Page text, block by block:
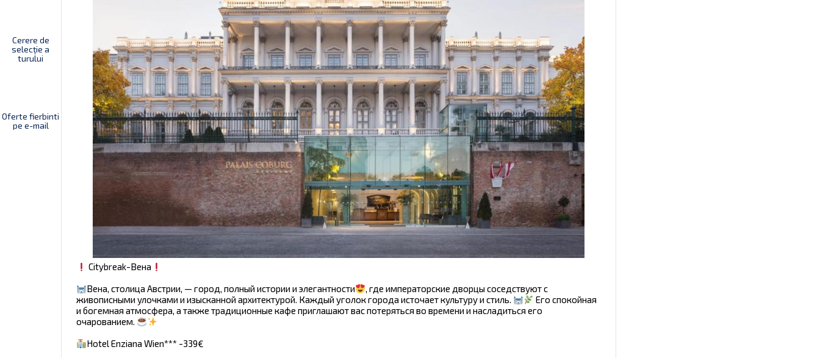
Cerere de
selecție a
turului
Oferte fierbinti
pe e-mail
Citybreak-Вена
Вена, столица Австрии, — город, полный истории и элегантности
, где императорские дворцы соседствуют с
живописными улочками и изысканной архитектурой. Каждый уголок города источает культуру и стиль.
Его спокойная
и богемная атмосфера, а также традиционные кафе приглашают вас потеряться во времени и насладиться его
очарованием.
Hotel Enziana Wien*** -339€